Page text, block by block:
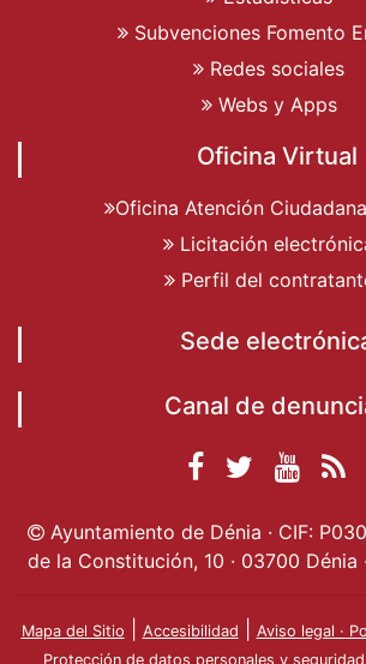
Subvenciones Fomento
Redes sociales
Webs y Apps
Oficina Virtual
Oficina Atención
Licitación
Perfil del
Sede
Canal de
Ayuntamiento de Dénia · CIF:
de la Constitución, 10 · 03700 Dénia ·
Mapa del Sitio Accesibilidad Aviso legal ·
Protección de datos personales y